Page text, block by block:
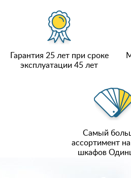
Гарантия 25 лет при сроке
эксплуатации 45 лет
Самый
ассортимент
шкафов